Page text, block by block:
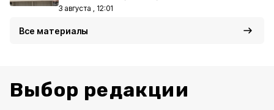
3 августа , 12:01
Все материалы
Выбор редакции